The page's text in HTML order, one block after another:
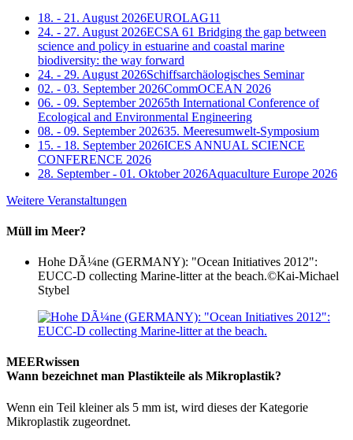
18. - 21. August 2026EUROLAG11
24. - 27. August 2026ECSA 61 Bridging the gap between
science and policy in estuarine and coastal marine
biodiversity: the way forward
24. - 29. August 2026Schiffsarchäologisches Seminar
02. - 03. September 2026CommOCEAN 2026
06. - 09. September 20265th International Conference of
Ecological and Environmental Engineering
08. - 09. September 202635. Meeresumwelt-Symposium
15. - 18. September 2026ICES ANNUAL SCIENCE
CONFERENCE 2026
28. September - 01. Oktober 2026Aquaculture Europe 2026
Weitere Veranstaltungen
Müll im Meer?
Hohe DÃ¼ne (GERMANY): "Ocean Initiatives 2012":
EUCC-D collecting Marine-litter at the beach.©Kai-Michael
Stybel
MEERwissen
Wann bezeichnet man Plastikteile als Mikroplastik?
Wenn ein Teil kleiner als 5 mm ist, wird dieses der Kategorie
Mikroplastik zugeordnet.